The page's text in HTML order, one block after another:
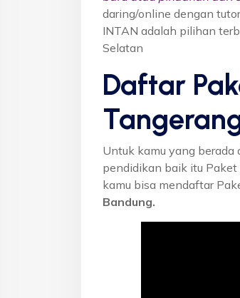
daring/online dengan
INTAN adalah pilihan
Selatan
Daftar
Untuk kamu yang berada
pendidikan baik itu Paket
kamu bisa mendaftar
Bandung.